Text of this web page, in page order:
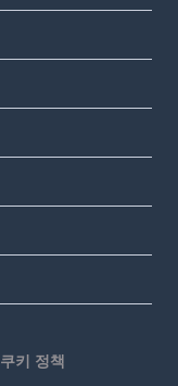
쿠키 정책